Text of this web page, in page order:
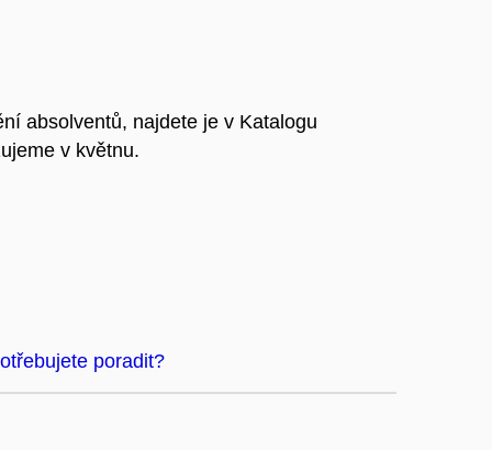
absolventů, najdete je v Katalogu
v květnu.
poradit?